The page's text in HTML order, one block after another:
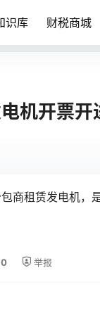
识库 财税商城
机开票
商租赁发电机
0 举报